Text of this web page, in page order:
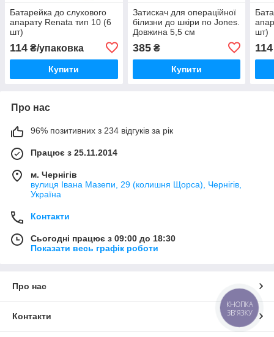
Батарейка до слухового
апарату Renata тип 10 (6
шт)
114 ₴/упаковка
Купити
Затискач для операційної
білизни до шкіри по Jones.
Довжина 5,5 см
385₴
Купити
шт)
114
Про нас
96% позитивних з 234 відгуків за рік
Працює з 25.11.2014
м. Чернігів
вулиця Івана Мазепи, 29 (колишня Щорса), Чернігів,
Україна
Контакти
Сьогодні працює з 09:00 до 18:30
Показати весь графік роботи
Про нас
Контакти
КНОПКА
ЗВ'ЯЗКУ